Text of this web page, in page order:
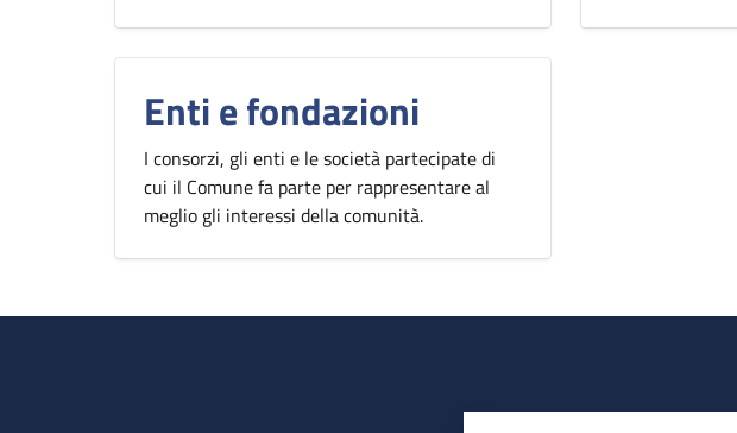
Enti e fondazioni
I consorzi, gli enti e le società partecipate di
cui il Comune fa parte per rappresentare al
meglio gli interessi della comunità.